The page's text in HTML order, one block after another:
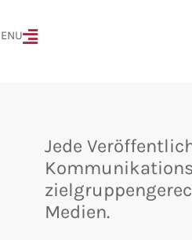
MENÜ
Jede
Medien.